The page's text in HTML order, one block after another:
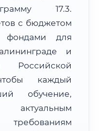
и просмотра
17.3.
с бюджетом
фондами для
и
Российской
каждый
обучение,
актуальным
требованиям